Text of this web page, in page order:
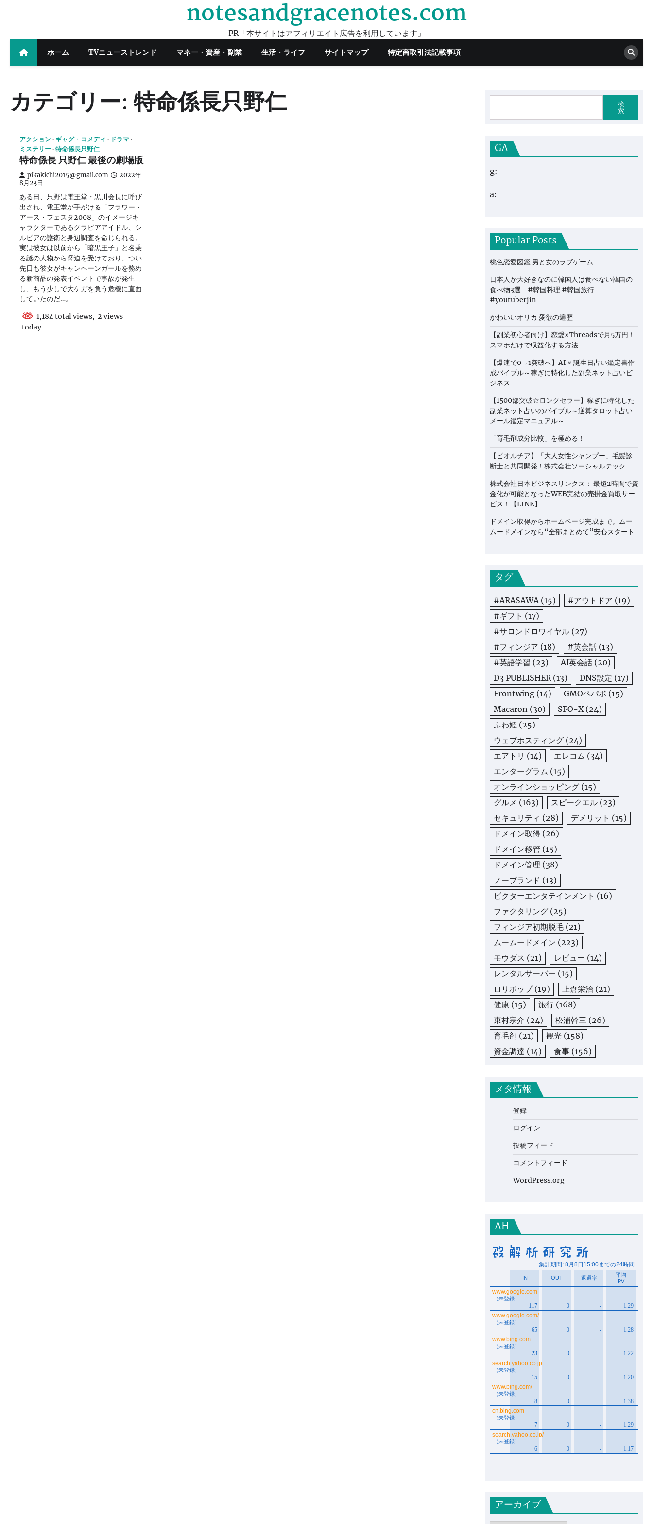
notesandgracenotes.com
PR「本サイトはアフィリエイト広告を利用しています」
ホーム TVニューストレンド マネー・資産・副業 生活・ライフ サイトマップ 特定商取引法記載事項
カテゴリー:特命係長只野仁
アクション ギャグ・コメディ
ドラマ
ミステリー 特命係長只野仁
特命係長 只野仁 最後の劇場版
pikakichi2015@gmail.com
2022年
8月23日
ある日、只野は電王堂・黒川会長に呼び
出され、電王堂が手がける「フラワー・
アース・フェスタ2008」のイメージキ
ャラクターであるグラビアアイドル、シ
ルビアの護衛と身辺調査を命じられる。
実は彼女は以前から「暗黒王子」と名乗
る謎の人物から脅迫を受けており、つい
先日も彼女がキャンペーンガールを務め
る新商品の発表イベントで事故が発生
し、もう少しで大ケガを負う危機に直面
していたのだ…。
1,184 total views, 2 views
today
検
索
GA
g:
a:
Popular Posts
桃色恋愛図鑑 男と女のラブゲーム
日本人が大好きなのに韓国人は食べない韓国の
食べ物3選 #韓国料理 #韓国旅行
#youtuberjin
かわいいオリカ 愛欲の遍歴
【副業初心者向け】恋愛×Threadsで月5万円！
スマホだけで収益化する方法
【爆速で0→1突破へ】AI × 誕生日占い鑑定書作
成バイブル～稼ぎに特化した副業ネット占いビ
ジネス
【1500部突破☆ロングセラー】稼ぎに特化した
副業ネット占いのバイブル～逆算タロット占い
メール鑑定マニュアル～
「育毛剤成分比較」を極める！
【ビオルチア】「大人女性シャンプー」毛髪診
断士と共同開発！株式会社ソーシャルテック
株式会社日本ビジネスリンクス： 最短2時間で資
金化が可能となったWEB完結の売掛金買取サー
ビス！【LINK】
ドメイン取得からホームページ完成まで。ムー
ムードメインなら“全部まとめて”安心スタート
タグ
#ARASAWA(15) #アウトドア (19)
#ギフト (17)
#サロンドロワイヤル (27)
#フィンジア (18) #英会話 (13)
#英語学習 (23) AI英会話 (20)
D3 PUBLISHER(13) DNS設定 (17)
Frontwing (14) GMOペパボ (15)
Macaron (30) SPO-X(24)
ふわ姫 (25)
ウェブホスティング (24)
エアトリ (14) エレコム (34)
エンターグラム (15)
オンラインショッピング (15)
グルメ (163) スピークエル (23)
セキュリティ (28) デメリット (15)
ドメイン取得 (26)
ドメイン移管 (15)
ドメイン管理 (38)
ノーブランド (13)
ビクターエンタテインメント (16)
ファクタリング (25)
フィンジア初期脱毛 (21)
ムームードメイン (223)
モウダス (21) レビュー (14)
レンタルサーバー (15)
ロリポップ(19) 上倉栄治 (21)
健康 (15) 旅行 (168)
東村宗介 (24) 松浦幹三 (26)
育毛剤 (21) 観光 (158)
資金調達 (14) 食事 (156)
メタ情報
登録
ログイン
投稿フィード
コメントフィード
WordPress.org
AH
アーカイブ